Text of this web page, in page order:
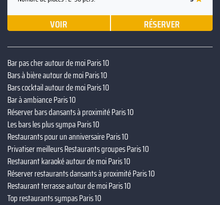
VOIR RÉSERVER
Bar pas cher autour de moi Paris 10
Bars à bière autour de moi Paris 10
Bars cocktail autour de moi Paris 10
Bar à ambiance Paris 10
Réserver bars dansants à proximité Paris 10
Les bars les plus sympa Paris 10
Restaurants pour un anniversaire Paris 10
Privatiser meilleurs Restaurants groupes Paris 10
Restaurant karaoké autour de moi Paris 10
Réserver restaurants dansants à proximité Paris 10
Restaurant terrasse autour de moi Paris 10
Top restaurants sympas Paris 10